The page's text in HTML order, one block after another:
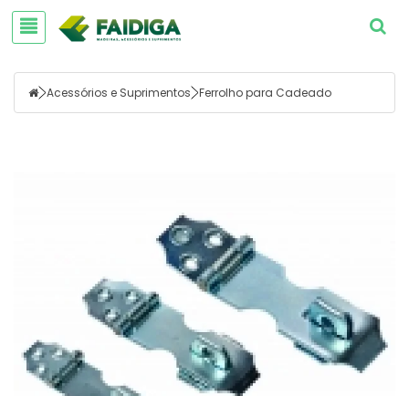
Acessórios e Suprimentos Ferrolho para Cadeado